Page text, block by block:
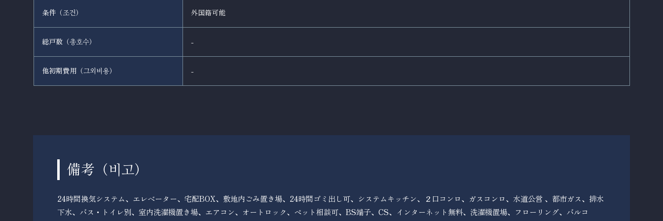
条件（조건） 外国籍可能
総戸数（총호수） -
他初期費用（그외비용） -
備考（비고）
24時間換気システム、エレベーター、宅配BOX、敷地内ごみ置き場、24時間ゴミ出し可、システムキッチン、２口コンロ、ガスコンロ、水道公営 、都市ガス、排水
下水、バス・トイレ別、室内洗濯機置き場、エアコン、オートロック、ペット相談可、BS端子、CS、インターネット無料、洗濯機置場、フローリング、バルコ